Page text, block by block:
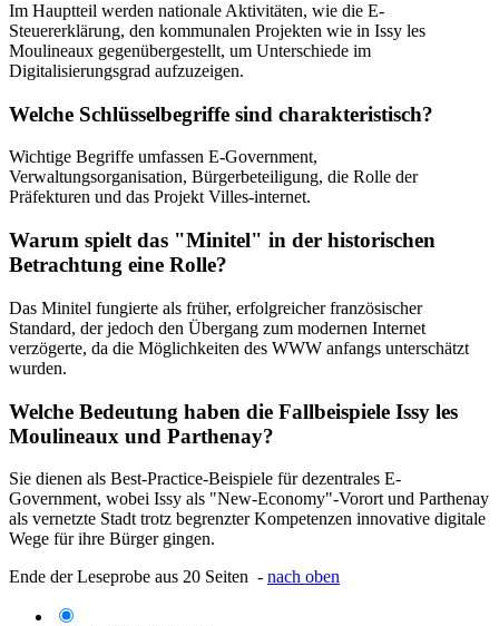
Im Hauptteil werden nationale Aktivitäten, wie die E-
Steuererklärung, den kommunalen Projekten wie in Issy les
Moulineaux gegenübergestellt, um Unterschiede im
Digitalisierungsgrad aufzuzeigen.
Welche Schlüsselbegriffe sind charakteristisch?
Wichtige Begriffe umfassen E-Government,
Verwaltungsorganisation, Bürgerbeteiligung, die Rolle der
Präfekturen und das Projekt Villes-internet.
Warum spielt das "Minitel" in der historischen
Betrachtung eine Rolle?
Das Minitel fungierte als früher, erfolgreicher französischer
Standard, der jedoch den Übergang zum modernen Internet
verzögerte, da die Möglichkeiten des WWW anfangs unterschätzt
wurden.
Welche Bedeutung haben die Fallbeispiele Issy les
Moulineaux und Parthenay?
Sie dienen als Best-Practice-Beispiele für dezentrales E-
Government, wobei Issy als "New-Economy"-Vorort und Parthenay
als vernetzte Stadt trotz begrenzter Kompetenzen innovative digitale
Wege für ihre Bürger gingen.
Ende der Leseprobe aus 20 Seiten - nach oben